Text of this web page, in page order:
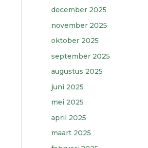
december 2025
november 2025
oktober 2025
september 2025
augustus 2025
juni 2025
mei 2025
april 2025
maart 2025